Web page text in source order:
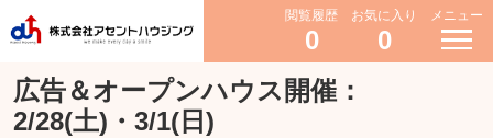
閲覧履歴
0
お気に入り
0
メニュー
広告＆オープンハウス開催：
2/28(土)・3/1(日)